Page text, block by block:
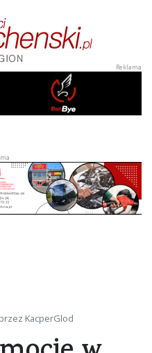
KacperGlod